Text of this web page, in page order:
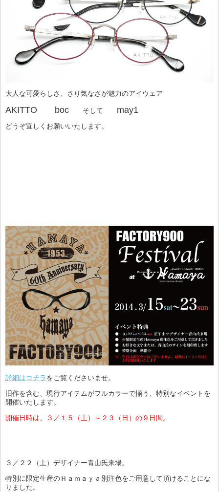
大人な可愛らしさ、さり気なさが魅力のアイウェア
AKITTO boc そして may1
どうぞ宜しくお願いいたします。
詳細はコチラをご覧くださいませ。
旧作を含む、現行アイテムがフルカラーで揃う、特別なイベントを
開催いたします。
開催日時は、３／１５（土）～２３（日）の９日間。
３／２２（土）デザイナー青山氏来場。
特別に限定生産のＨａｍａｙａ別注色をご用意して頂けることにな
りました。